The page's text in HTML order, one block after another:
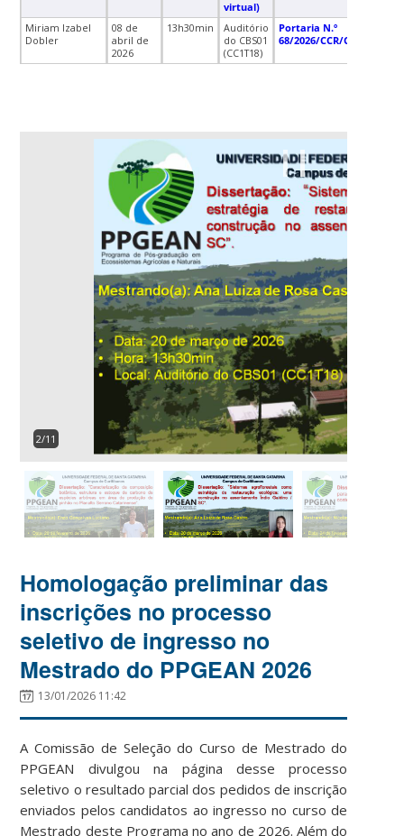
virtual)
Miriam Izabel
Dobler
08 de
abril de
2026
13h30min
Auditório
do CBS01
(CC1T18)
Portaria N.º
68/2026/CCR/CBS
2/11
'Ana Luiza'
Homologação preliminar das
inscrições no processo
seletivo de ingresso no
Mestrado do PPGEAN 2026
13/01/2026 11:42
A Comissão de Seleção do Curso de Mestrado do
PPGEAN divulgou na página desse processo
seletivo o resultado parcial dos pedidos de inscrição
enviados pelos candidatos ao ingresso no curso de
Mestrado deste Programa no ano de 2026. Além do